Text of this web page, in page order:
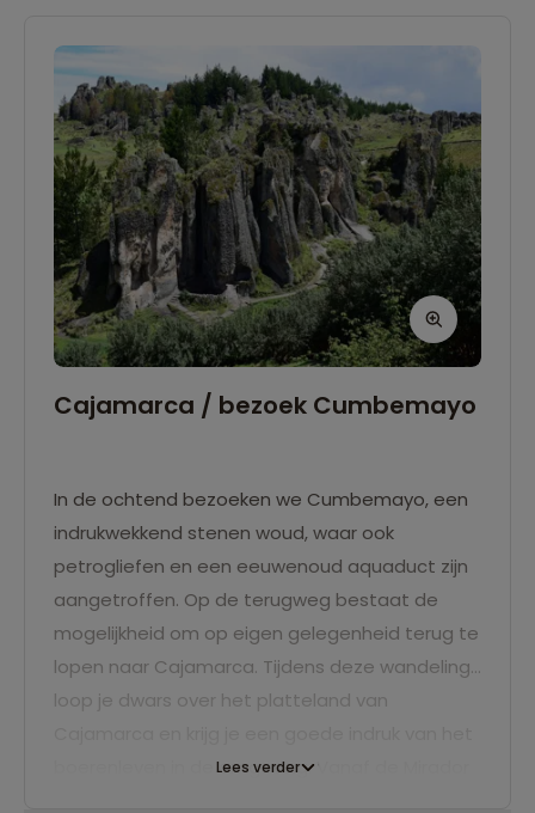
Cajamarca / bezoek Cumbemayo
In de ochtend bezoeken we Cumbemayo, een
indrukwekkend stenen woud, waar ook
petrogliefen en een eeuwenoud aquaduct zijn
aangetroffen. Op de terugweg bestaat de
mogelijkheid om op eigen gelegenheid terug te
lopen naar Cajamarca. Tijdens deze wandeling
loop je dwars over het platteland van
boerenleven in de omgeving. Vanaf de Mirador
Lees verder